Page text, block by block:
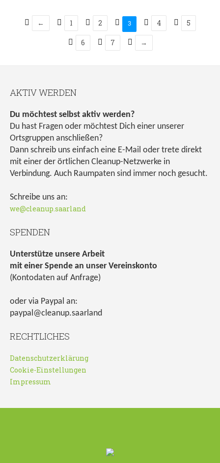
← 1 2 3 4 5
6 7 →
AKTIV WERDEN
Du möchtest selbst aktiv werden?
Du hast Fragen oder möchtest Dich einer unserer
Ortsgruppen anschließen?
Dann schreib uns einfach eine E-Mail oder trete direkt
mit einer der örtlichen Cleanup-Netzwerke in
Verbindung. Auch Raumpaten sind immer noch gesucht.
Schreibe uns an:
we@cleanup.saarland
SPENDEN
Unterstütze unsere Arbeit
mit einer Spende an unser Vereinskonto
(Kontodaten auf Anfrage)
oder via Paypal an:
paypal@cleanup.saarland
RECHTLICHES
Datenschutzerklärung
Cookie-Einstellungen
Impressum